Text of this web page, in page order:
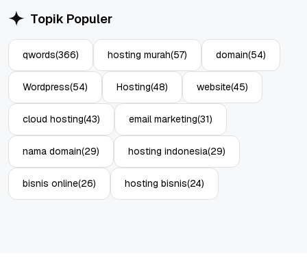
Topik Populer
qwords(366) hosting murah(57) domain(54)
Wordpress(54) Hosting(48) website(45)
cloud hosting(43) email marketing(31)
nama domain(29) hosting indonesia(29)
bisnis online(26) hosting bisnis(24)